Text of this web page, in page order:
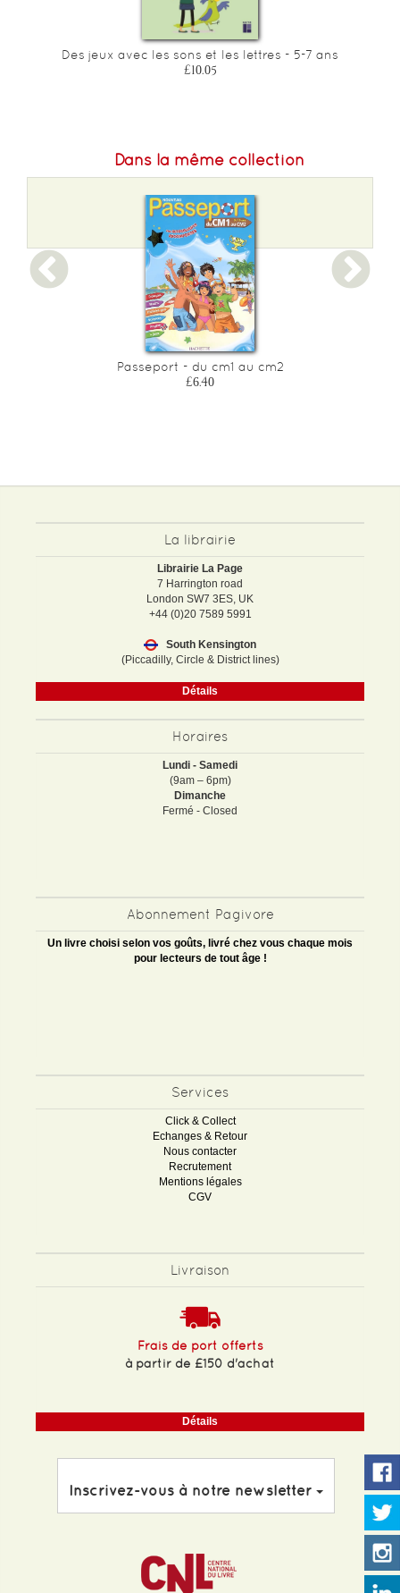
Des jeux avec les sons et les lettres - 5-7 ans
£10.05
Dans la même collection
Passeport - du cm1 au cm2
£6.40
La librairie
Librairie La Page
7 Harrington road
London SW7 3ES, UK
+44 (0)20 7589 5991
South Kensington
(Piccadilly, Circle & District lines)
Détails
Horaires
Lundi - Samedi
(9am – 6pm)
Dimanche
Fermé - Closed
Abonnement Pagivore
Un livre choisi selon vos goûts, livré chez vous chaque mois
pour lecteurs de tout âge !
Services
Click & Collect
Echanges & Retour
Nous contacter
Recrutement
Mentions légales
CGV
Livraison
Frais de port offerts
à partir de £150 d'achat
Détails
Inscrivez-vous à notre newsletter